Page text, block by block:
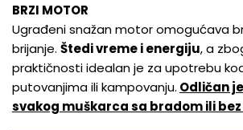
BRZI MOTOR
Ugrađeni snažan motor omogućava
brijanje. Štedi vreme i energiju, a
praktičnosti idealan je za upotrebu
putovanjima ili kampovanju. Odličan
svakog muškarca sa bradom ili bez